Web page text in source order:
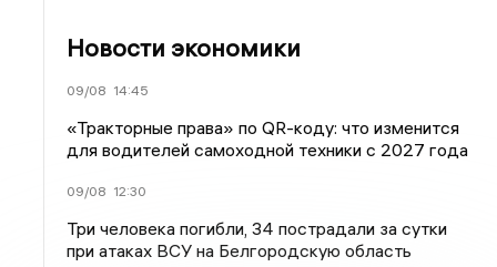
Новости экономики
09/08 14:45
«Тракторные права» по QR-коду: что изменится
для водителей самоходной техники с 2027 года
09/08 12:30
Три человека погибли, 34 пострадали за сутки
при атаках ВСУ на Белгородскую область